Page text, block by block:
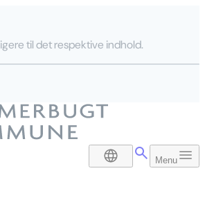
til det respektive indhold.
DA Menu